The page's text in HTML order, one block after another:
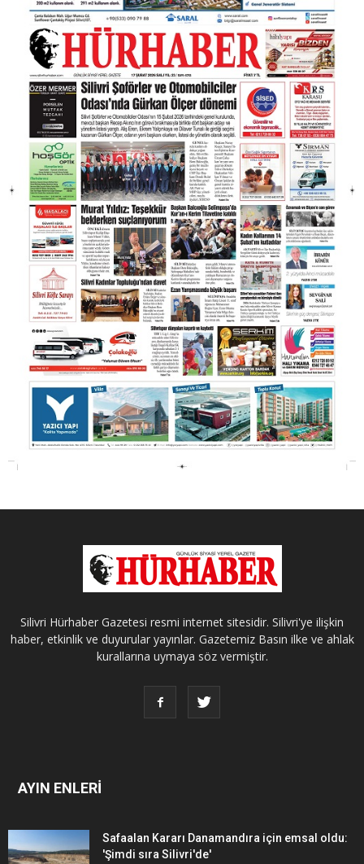
Silivri Hürhaber Gazetesi resmi internet sitesidir. Silivri'ye ilişkin
haber, etkinlik ve duyurular yayınlar. Gazetemiz Basın ilke ve ahlak
kurallarına uymaya söz vermiştir.
AYIN ENLERİ
Safaalan Kararı Danamandıra için emsal oldu:
'Şimdi sıra Silivri'de'